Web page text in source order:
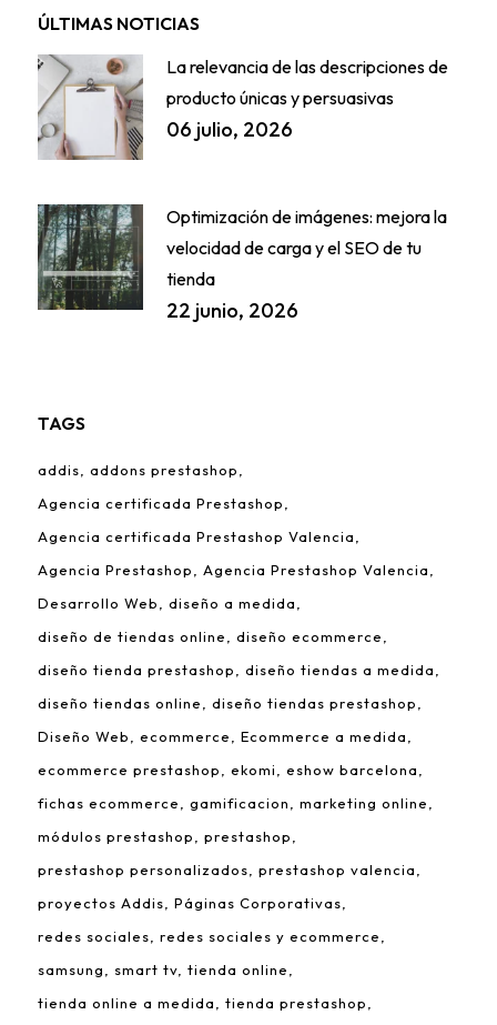
ÚLTIMAS NOTICIAS
La relevancia de las descripciones de
producto únicas y persuasivas
06 julio, 2026
Optimización de imágenes: mejora la
velocidad de carga y el SEO de tu
tienda
22 junio, 2026
TAGS
addis
addons prestashop
Agencia certificada Prestashop
Agencia certificada Prestashop Valencia
Agencia Prestashop
Agencia Prestashop Valencia
Desarrollo Web
diseño a medida
diseño de tiendas online
diseño ecommerce
diseño tienda prestashop
diseño tiendas a medida
diseño tiendas online
diseño tiendas prestashop
Diseño Web
ecommerce
Ecommerce a medida
ecommerce prestashop
ekomi
eshow barcelona
fichas ecommerce
gamificacion
marketing online
módulos prestashop
prestashop
prestashop personalizados
prestashop valencia
proyectos Addis
Páginas Corporativas
redes sociales
redes sociales y ecommerce
samsung
smart tv tienda online
tienda online a medida
tienda prestashop